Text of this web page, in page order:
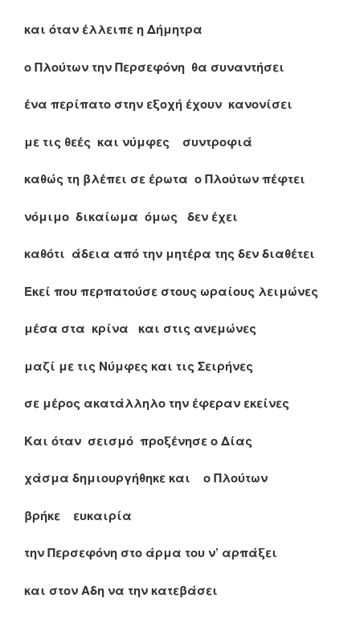
και όταν έλλειπε η Δήμητρα
ο Πλούτων την Περσεφόνη θα συναντήσει
ένα περίπατο στην εξοχή έχουν κανονίσει
με τις θεές και νύμφες συντροφιά
καθώς τη βλέπει σε έρωτα ο Πλούτων πέφτει
νόμιμο δικαίωμα όμως δεν έχει
καθότι άδεια από την μητέρα της δεν διαθέτει
Εκεί που περπατούσε στους ωραίους λειμώνες
μέσα στα κρίνα και στις ανεμώνες
μαζί με τις Νύμφες και τις Σειρήνες
σε μέρος ακατάλληλο την έφεραν εκείνες
Και όταν σεισμό προξένησε ο Δίας
χάσμα δημιουργήθηκε και ο Πλούτων
βρήκε ευκαιρία
την Περσεφόνη στο άρμα του ν’ αρπάξει
και στον Αδη να την κατεβάσει